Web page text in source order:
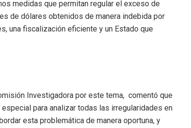
medidas que permitan regular el exceso de
de dólares obtenidos de manera indebida por
una fiscalización eficiente y un Estado que
Investigadora por este tema, comentó que
para analizar todas las irregularidades en
esta problemática de manera oportuna, y